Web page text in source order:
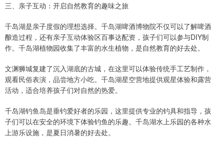
三、亲子互动：开启自然教育的趣味之旅
千岛湖是亲子度假的理想选择。千岛湖啤酒博物院不仅可以了解啤酒
酿造过程，还有亲子互动体验区百事达配资，孩子们可以参与DIY制
作。千岛湖植物园收集了丰富的水生植物，是自然教育的好去处。
文渊狮城复建了沉入湖底的古城，在这里可以体验传统手工艺制作，
观看民俗表演，品尝地方小吃。千岛湖星空营地提供观星体验和露营
活动，适合培养孩子们对自然的热爱。
千岛湖钓鱼岛是垂钓爱好者的乐园，这里提供专业的钓具和指导，孩
子们可以在安全的环境下体验钓鱼的乐趣。千岛湖水上乐园的各种水
上游乐设施，是夏日消暑的好去处。